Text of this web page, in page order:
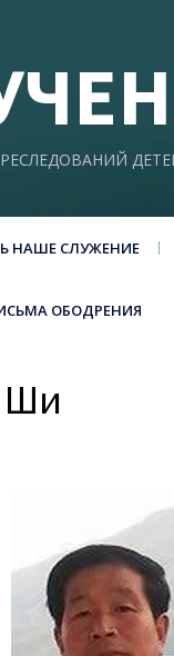
НАШЕ СЛУЖЕНИЕ
ОБОДРЕНИЯ
Ши